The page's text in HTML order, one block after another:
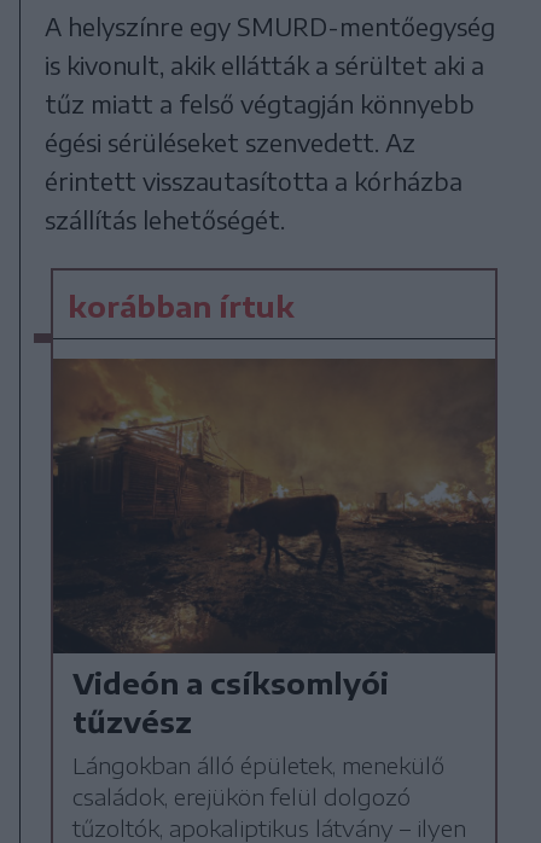
A helyszínre egy SMURD-mentőegység
is kivonult, akik ellátták a sérültet aki a
tűz miatt a felső végtagján könnyebb
égési sérüléseket szenvedett. Az
érintett visszautasította a kórházba
szállítás lehetőségét.
korábban írtuk
Videón a csíksomlyói
tűzvész
Lángokban álló épületek, menekülő
családok, erejükön felül dolgozó
tűzoltók, apokaliptikus látvány – ilyen